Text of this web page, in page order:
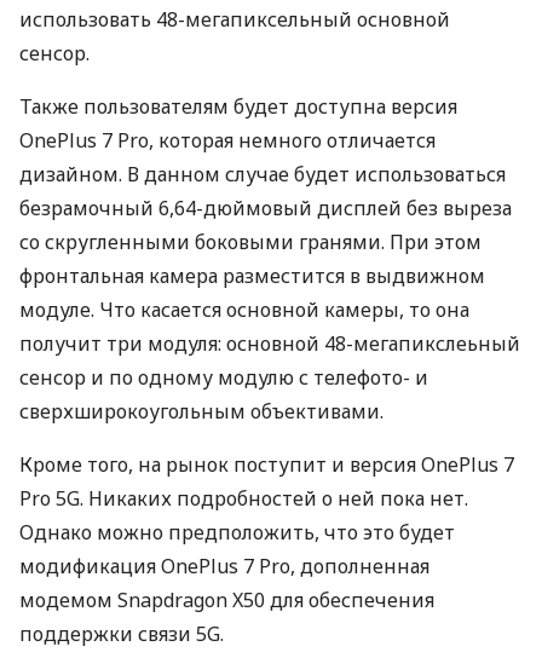
использовать 48-мегапиксельный основной
сенсор.
Также пользователям будет доступна версия
OnePlus 7 Pro, которая немного отличается
дизайном. В данном случае будет использоваться
безрамочный 6,64-дюймовый дисплей без выреза
со скругленными боковыми гранями. При этом
фронтальная камера разместится в выдвижном
модуле. Что касается основной камеры, то она
получит три модуля: основной 48-мегапикслеьный
сенсор и по одному модулю с телефото- и
сверхширокоугольным объективами.
Кроме того, на рынок поступит и версия OnePlus 7
Pro 5G. Никаких подробностей о ней пока нет.
Однако можно предположить, что это будет
модификация OnePlus 7 Pro, дополненная
модемом Snapdragon X50 для обеспечения
поддержки связи 5G.